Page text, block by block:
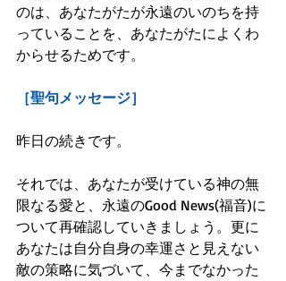
のは、あなたがたが永遠のいのちを持
っていることを、あなたがたによくわ
からせるためです。
［聖句メッセージ］
昨日の続きです。
それでは、あなたが受けている神の無
限なる愛と、永遠のGood News(福音)に
ついて再確認していきましょう。更に
あなたは自分自身の幸運さと見えない
敵の策略に気づいて、今までなかった